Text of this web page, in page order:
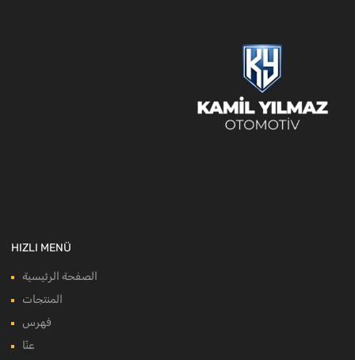
HIZLI MENÜ
الصفحة الرئيسية
المنتجات
فهرس
عنّا